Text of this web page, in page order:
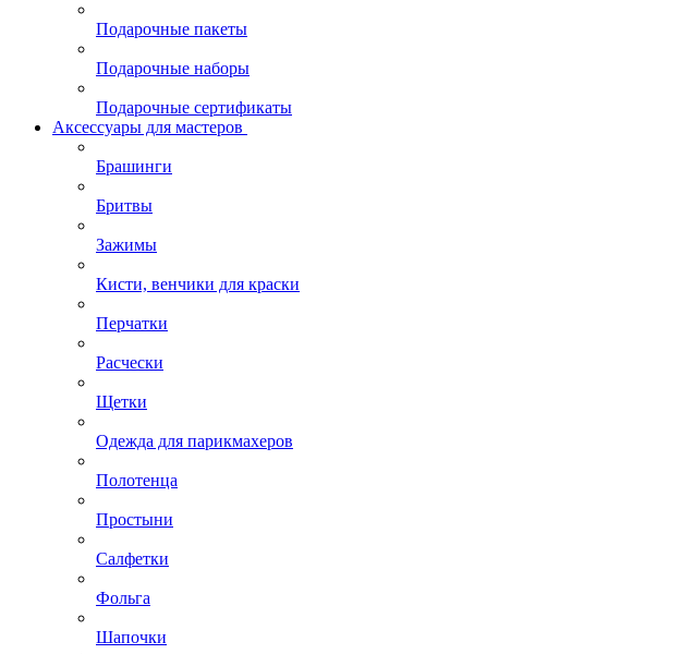
Подарочные пакеты
Подарочные наборы
Подарочные сертификаты
Аксессуары для мастеров
Брашинги
Бритвы
Зажимы
Кисти, венчики для краски
Перчатки
Расчески
Щетки
Одежда для парикмахеров
Полотенца
Простыни
Салфетки
Фольга
Шапочки